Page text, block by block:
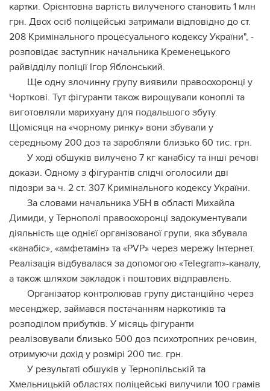
картки. Орієнтовна вартість вилученого становить 1 млн
грн. Двох осіб поліцейські затримали відповідно до ст.
208 Кримінального процесуального кодексу України", -
розповідає заступник начальника Кременецького
райвідділу поліції Ігор Яблонський.
Ще одну злочинну групу виявили правоохоронці у
Чорткові. Тут фігуранти також вирощували коноплі та
виготовляли марихуану для подальшого збуту.
Щомісяця на «чорному ринку» вони збували у
середньому 200 доз та заробляли близько 60 тис. грн.
У ході обшуків вилучено 7 кг канабісу та інші речові
докази. Одному з фігурантів слідчі оголосили дві
підозри за ч. 2 ст. 307 Кримінального кодексу України.
За словами начальника УБН в області Михайла
Димиди, у Тернополі правоохоронці задокументували
діяльність ще однієї організованої групи, яка збувала
«канабіс», «амфетамін» та «PVP» через мережу Інтернет.
Реалізація відбувалася за допомогою «Telegram»-каналу,
а також шляхом закладок і поштових відправлень.
Організатор контролював групу дистанційно через
месенджер, займався постачанням наркотиків та
розподілом прибутків. У місяць фігуранти
реалізовували близько 500 доз психотропних речовин,
отримуючи дохід у розмірі 200 тис. грн.
У результаті обшуків у Тернопільській та
Хмельницькій областях поліцейські вилучили 100 грамів